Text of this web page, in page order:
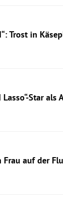
Trost in
Lasso“-Star
Frau auf der